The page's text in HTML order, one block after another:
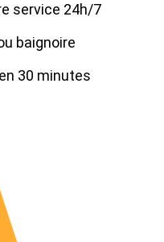
service 24h/7
baignoire
30 minutes